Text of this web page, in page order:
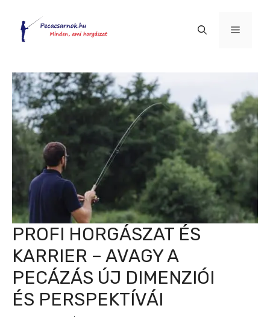
tartalomba
Menü
PROFI HORGÁSZAT ÉS
KARRIER – AVAGY A
PECÁZÁS ÚJ DIMENZIÓI
ÉS PERSPEKTÍVÁI